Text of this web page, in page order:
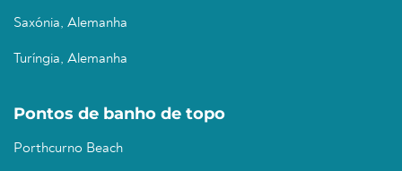
Saxónia, Alemanha
Turíngia, Alemanha
Pontos de banho de topo
Porthcurno Beach